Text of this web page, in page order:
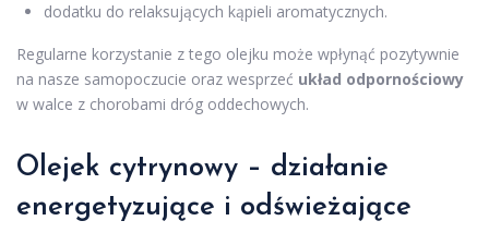
dodatku do relaksujących kąpieli aromatycznych.
Regularne korzystanie z tego olejku może wpłynąć pozytywnie
na nasze samopoczucie oraz wesprzeć układ odpornościowy
w walce z chorobami dróg oddechowych.
Olejek cytrynowy – działanie
energetyzujące i odświeżające